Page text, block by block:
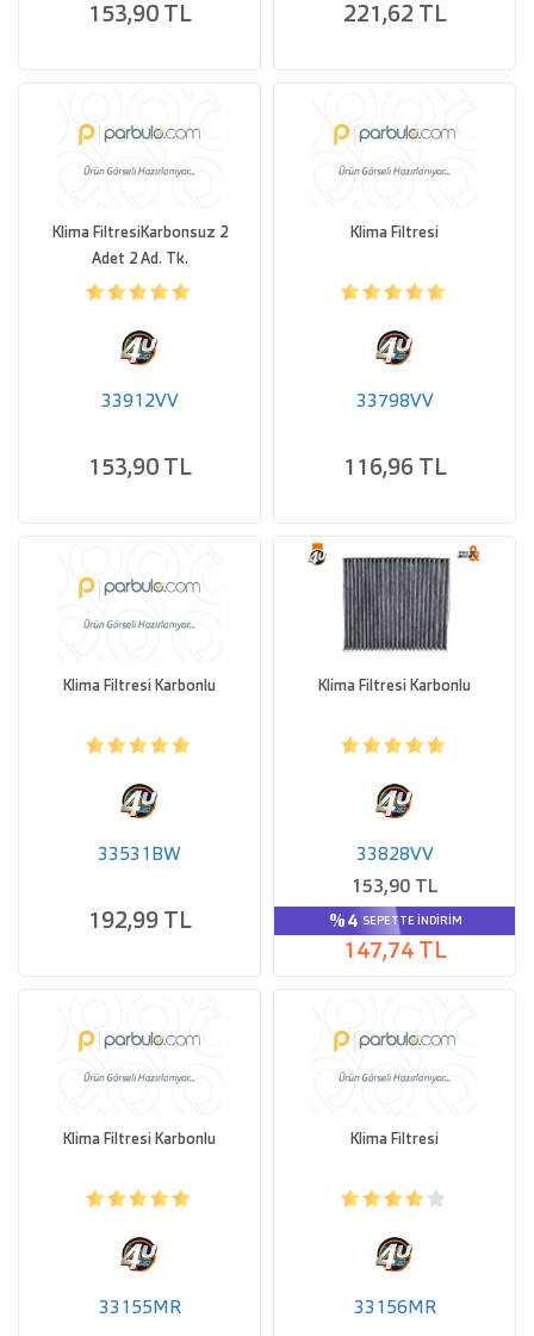
153,90 TL 221,62 TL
Klima FiltresiKarbonsuz 2
Adet 2 Ad. Tk.
33912VV
153,90 TL
Klima Filtresi
33798VV
116,96 TL
Klima Filtresi Karbonlu
33531BW
192,99 TL
Klima Filtresi Karbonlu
33828VV
153,90 TL
%4 SEPETTE İNDIRIM
147,74 TL
Klima Filtresi Karbonlu
33155MR
Klima Filtresi
33156MR